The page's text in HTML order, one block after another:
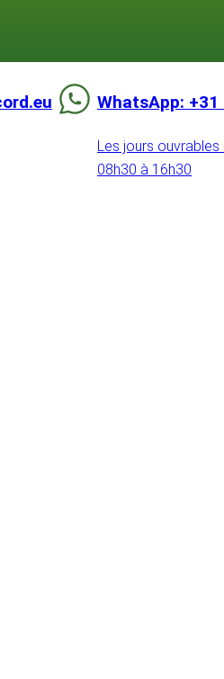
WhatsApp: +31
Les jours ouvrables
08h30 à 16h30